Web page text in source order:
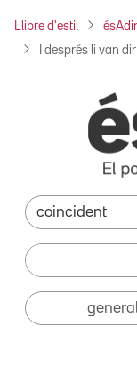
Llibre d'estil ésAdir
I després li van
general